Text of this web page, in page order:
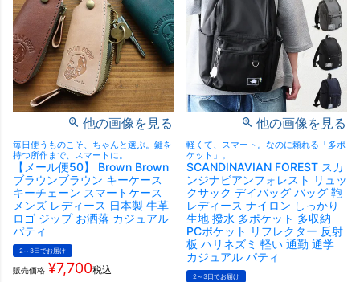
他の画像を見る
毎日使うものこそ、ちゃんと選ぶ。鍵を
持つ所作まで、スマートに。
【メール便50】 Brown Brown
ブラウンブラウン キーケース
キーチェーン スマートケース
メンズ レディース 日本製 牛革
ロゴ ジップ お洒落 カジュアル
パティ
2～3日でお届け
販売価格 ¥7,700税込
他の画像を見る
軽くて、スマート。なのに頼れる「多ポ
ケット」。
SCANDINAVIAN FOREST スカ
ンジナビアンフォレスト リュッ
クサック デイバッグ バッグ 鞄
レディース ナイロン しっかり
生地 撥水 多ポケット 多収納
PCポケット リフレクター 反射
板 ハリネズミ 軽い 通勤 通学
カジュアル パティ
2～3日でお届け